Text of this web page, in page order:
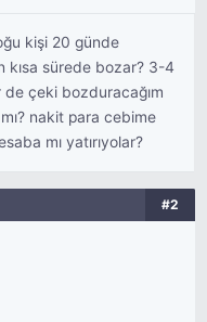
kişi 20 günde
kısa sürede bozar? 3-4
çeki bozduracağım
nakit para cebime
mı yatırıyolar?
#2